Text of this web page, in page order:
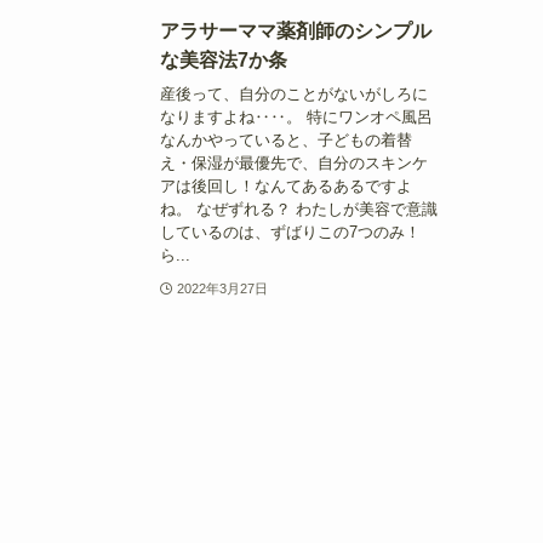
アラサーママ薬剤師のシンプル
な美容法7か条
産後って、自分のことがないがしろに
なりますよね‥‥。 特にワンオペ風呂
なんかやっていると、子どもの着替
え・保湿が最優先で、自分のスキンケ
アは後回し！なんてあるあるですよ
ね。 なぜずれる？ わたしが美容で意識
しているのは、ずばりこの7つのみ！
ら...
2022年3月27日